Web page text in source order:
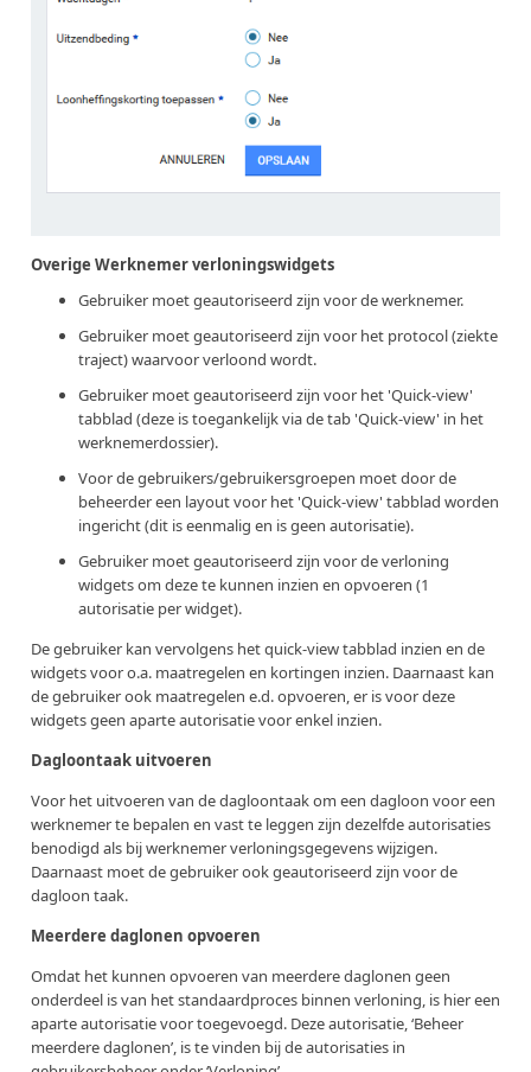
Overige Werknemer verloningswidgets
Gebruiker moet geautoriseerd zijn voor de werknemer.
Gebruiker moet geautoriseerd zijn voor het protocol (ziekte
traject) waarvoor verloond wordt.
Gebruiker moet geautoriseerd zijn voor het 'Quick-view'
tabblad (deze is toegankelijk via de tab 'Quick-view' in het
werknemerdossier).
Voor de gebruikers/gebruikersgroepen moet door de
beheerder een layout voor het 'Quick-view' tabblad worden
ingericht (dit is eenmalig en is geen autorisatie).
Gebruiker moet geautoriseerd zijn voor de verloning
widgets om deze te kunnen inzien en opvoeren (1
autorisatie per widget).
De gebruiker kan vervolgens het quick-view tabblad inzien en de
widgets voor o.a. maatregelen en kortingen inzien. Daarnaast kan
de gebruiker ook maatregelen e.d. opvoeren, er is voor deze
widgets geen aparte autorisatie voor enkel inzien.
Dagloontaak uitvoeren
Voor het uitvoeren van de dagloontaak om een dagloon voor een
werknemer te bepalen en vast te leggen zijn dezelfde autorisaties
benodigd als bij werknemer verloningsgegevens wijzigen.
Daarnaast moet de gebruiker ook geautoriseerd zijn voor de
dagloon taak.
Meerdere daglonen opvoeren
Omdat het kunnen opvoeren van meerdere daglonen geen
onderdeel is van het standaardproces binnen verloning, is hier een
aparte autorisatie voor toegevoegd. Deze autorisatie, ‘Beheer
meerdere daglonen’, is te vinden bij de autorisaties in